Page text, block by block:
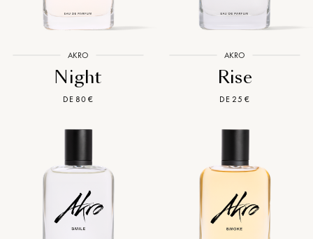
AKRO
Night
DE 80 €
AKRO
Rise
DE 25 €